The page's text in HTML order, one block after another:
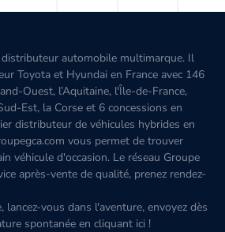
automobile multimarque. Il
Toyota et Hyundai en France avec 146
Ouest, l’Aquitaine, l'Île-de-France,
Est, la Corse et 6 concessions en
distributeur de véhicules hybrides en
vous permet de trouver
véhicule d'occasion. Le réseau Groupe
après-vente de qualité, prenez rendez-
lancez-vous dans l'aventure, envoyez dès
spontanée en cliquant ici !